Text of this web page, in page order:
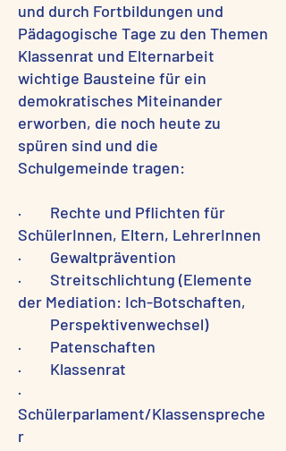
und durch Fortbildungen und
Pädagogische Tage zu den Themen
Klassenrat und Elternarbeit
wichtige Bausteine für ein
demokratisches Miteinander
erworben, die noch heute zu
spüren sind und die
Schulgemeinde tragen:
· Rechte und Pflichten für
SchülerInnen, Eltern, LehrerInnen
· Gewaltprävention
· Streitschlichtung (Elemente
der Mediation: Ich-Botschaften,
Perspektivenwechsel)
· Patenschaften
· Klassenrat
·
Schülerparlament/Klassenspreche
r